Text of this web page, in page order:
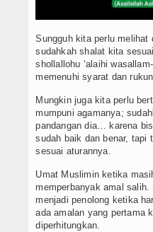
Album Foto
Koleksi Video
Download
Hubungi Kami
Sejarah Yayasan
Index Berita
Sungguh kita perlu melihat
sudahkah shalat kita
shollallohu ‘alaihi
memenuhi syarat dan
Mungkin juga kita perlu
mumpuni agamanya;
pandangan dia… karena
sudah baik dan benar, tapi
sesuai aturannya.
Umat Muslimin ketika
memperbanyak amal
menjadi penolong ketika
ada amalan yang pertama
diperhitungkan.